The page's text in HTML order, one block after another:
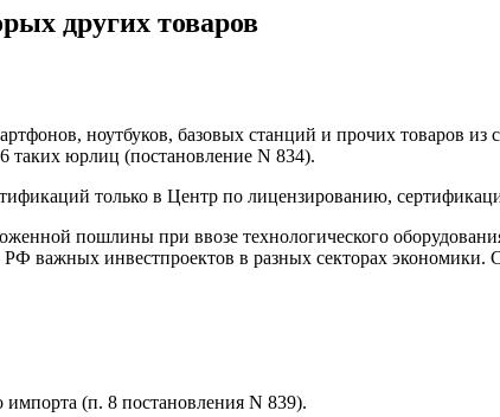
других товаров
ноутбуков, базовых станций и прочих товаров
таких юрлиц (постановление N 834).
только в Центр по лицензированию,
пошлины при ввозе технологического
важных инвестпроектов в разных секторах экономики.
импорта (п. 8 постановления N 839).